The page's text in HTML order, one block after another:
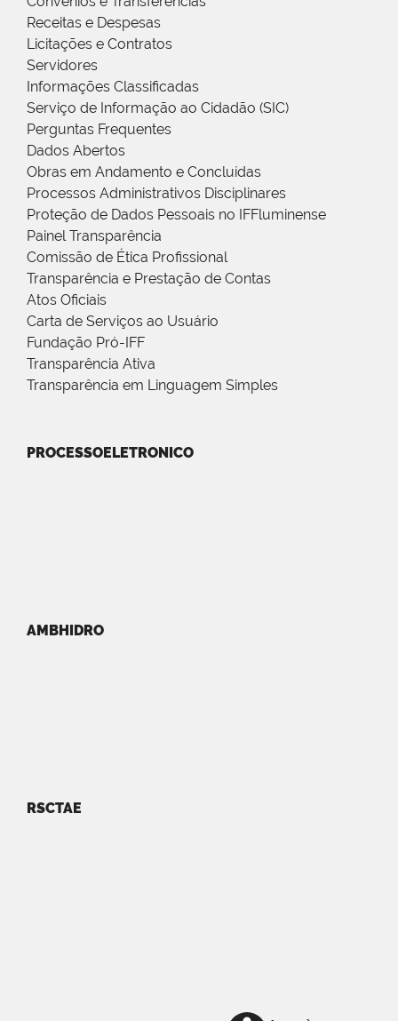
Receitas e Despesas
Licitações e Contratos
Servidores
Informações Classificadas
Serviço de Informação ao Cidadão (SIC)
Perguntas Frequentes
Dados Abertos
Obras em Andamento e Concluídas
Processos Administrativos Disciplinares
Proteção de Dados Pessoais no IFFluminense
Painel Transparência
Comissão de Ética Profissional
Transparência e Prestação de Contas
Atos Oficiais
Carta de Serviços ao Usuário
Fundação Pró-IFF
Transparência Ativa
Transparência em Linguagem Simples
PROCESSOELETRONICO
AMBHIDRO
RSCTAE